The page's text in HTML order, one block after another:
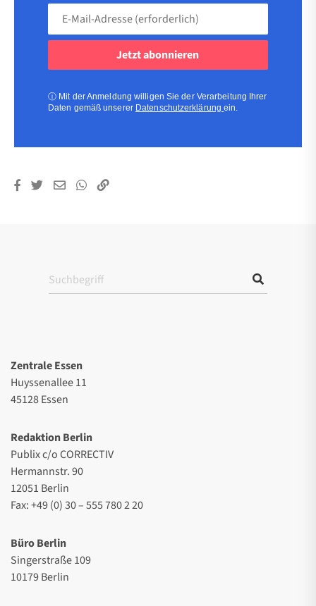
Adresse
ⓘ Mit der Anmeldung willigen Sie der Verarbeitung Ihrer
Daten gemäß unserer Datenschutzerklärungein.
Zentrale Essen
Huyssenallee 11
45128 Essen
Redaktion Berlin
Publix c/o CORRECTIV
Hermannstr. 90
12051 Berlin
Fax: +49 (0) 30 – 555 780 2 20
Büro Berlin
Singerstraße 109
10179 Berlin